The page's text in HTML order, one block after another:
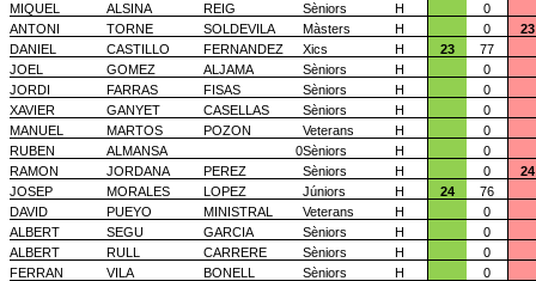
MIQUEL
ALSINA REIG Sèniors H
0
ANTONI
TORNE SOLDEVILA Màsters H 0
23
DANIEL
CASTILLO FERNANDEZ Xics H 23
77
JOEL
GOMEZ ALJAMA Sèniors H
0
JORDI
FARRAS FISAS Sèniors H
0
XAVIER
GANYET CASELLAS Sèniors H
0
MANUEL
MARTOS POZON Veterans H
0
RUBEN
ALMANSA 0Sèniors H
0
RAMON
JORDANA PEREZ Sèniors H 0
24
JOSEP
MORALES LOPEZ Júniors H 24
76
DAVID
PUEYO MINISTRAL Veterans H
0
ALBERT
SEGU GARCIA Sèniors H
0
ALBERT
RULL CARRERE Sèniors H
0
FERRAN
VILA BONELL Sèniors H
0